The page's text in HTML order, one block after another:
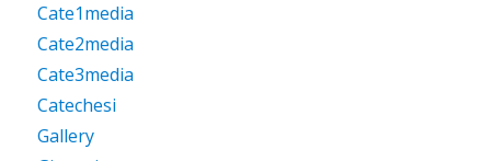
Cate1media
Cate2media
Cate3media
Catechesi
Gallery